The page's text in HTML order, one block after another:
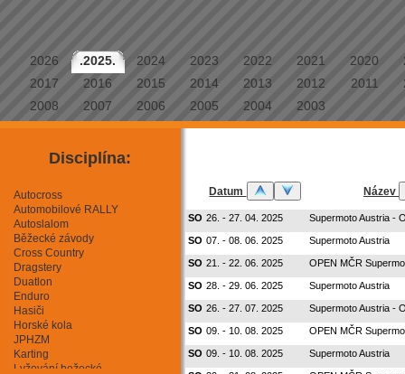
2026 .2025. 2024 2023 2022 2021 2020
2017
2016 2015 2014 2013 2012 2011
2008
2007 2006 2005 2004 2003
Disciplína:
Autocross
Automobilové RALLY
Autoslalom
Běžecké závody
Cross Country
Dragstery
Duatlon
Enduro
Hasiči
Horské kola
JPHZM
Karting
Lyžování bežecké
Datum Název
SO 26. - 27. 04. 2025 Supermoto Austria -
SO 07. - 08. 06. 2025 Supermoto Austria
SO 21. - 22. 06. 2025 OPEN MČR
SO 28. - 29. 06. 2025 Supermoto Austria
SO 26. - 27. 07. 2025 Supermoto Austria -
SO 09. - 10. 08. 2025 OPEN MČR
SO 09. - 10. 08. 2025 Supermoto Austria